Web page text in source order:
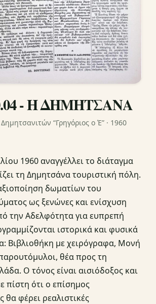
- Η ΔΗΜΗΤΣΑΝΑ
“Γρηγόριος ο Έ” · 1960
1960 αναγγέλλει το διάταγμα
τη Δημητσάνα τουριστική πόλη.
δωματίων του
ως ξενώνες και ενίσχυση
την Αδελφότητα για ευπρεπή
ιστορικά και φυσικά
Βιβλιοθήκη με χειρόγραφα, Μονή
θέα προς τη
Ο τόνος είναι αισιόδοξος και
πίστη ότι ο επίσημος
θα φέρει ρεαλιστικές